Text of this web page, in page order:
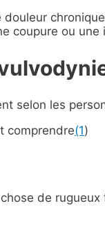
coupure ou une
selon les
comprendre(1)
de